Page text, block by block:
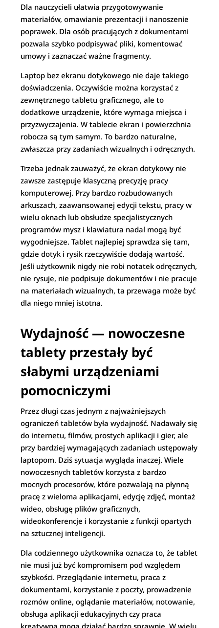
Dla nauczycieli ułatwia przygotowywanie
materiałów, omawianie prezentacji i nanoszenie
poprawek. Dla osób pracujących z dokumentami
pozwala szybko podpisywać pliki, komentować
umowy i zaznaczać ważne fragmenty.
Laptop bez ekranu dotykowego nie daje takiego
doświadczenia. Oczywiście można korzystać z
zewnętrznego tabletu graficznego, ale to
dodatkowe urządzenie, które wymaga miejsca i
przyzwyczajenia. W tablecie ekran i powierzchnia
robocza są tym samym. To bardzo naturalne,
zwłaszcza przy zadaniach wizualnych i odręcznych.
Trzeba jednak zauważyć, że ekran dotykowy nie
zawsze zastępuje klasyczną precyzję pracy
komputerowej. Przy bardzo rozbudowanych
arkuszach, zaawansowanej edycji tekstu, pracy w
wielu oknach lub obsłudze specjalistycznych
programów mysz i klawiatura nadal mogą być
wygodniejsze. Tablet najlepiej sprawdza się tam,
gdzie dotyk i rysik rzeczywiście dodają wartość.
Jeśli użytkownik nigdy nie robi notatek odręcznych,
nie rysuje, nie podpisuje dokumentów i nie pracuje
na materiałach wizualnych, ta przewaga może być
dla niego mniej istotna.
Wydajność — nowoczesne
tablety przestały być
słabymi urządzeniami
pomocniczymi
Przez długi czas jednym z najważniejszych
ograniczeń tabletów była wydajność. Nadawały się
do internetu, filmów, prostych aplikacji i gier, ale
przy bardziej wymagających zadaniach ustępowały
laptopom. Dziś sytuacja wygląda inaczej. Wiele
nowoczesnych tabletów korzysta z bardzo
mocnych procesorów, które pozwalają na płynną
pracę z wieloma aplikacjami, edycję zdjęć, montaż
wideo, obsługę plików graficznych,
wideokonferencje i korzystanie z funkcji opartych
na sztucznej inteligencji.
Dla codziennego użytkownika oznacza to, że tablet
nie musi już być kompromisem pod względem
szybkości. Przeglądanie internetu, praca z
dokumentami, korzystanie z poczty, prowadzenie
rozmów online, oglądanie materiałów, notowanie,
obsługa aplikacji edukacyjnych czy praca
kreatywna mogą działać bardzo sprawnie. W wielu